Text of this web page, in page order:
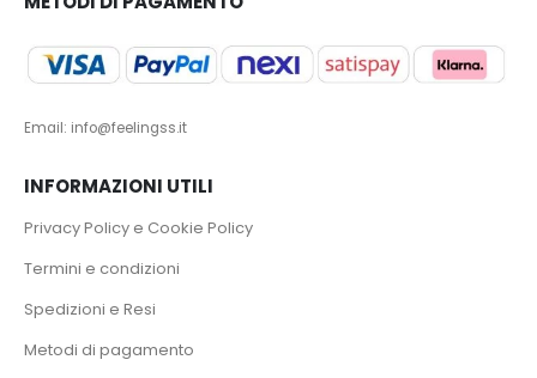
Email: info@feelingss.it
INFORMAZIONI UTILI
Privacy Policy e Cookie Policy
Termini e condizioni
Spedizioni e Resi
Metodi di pagamento